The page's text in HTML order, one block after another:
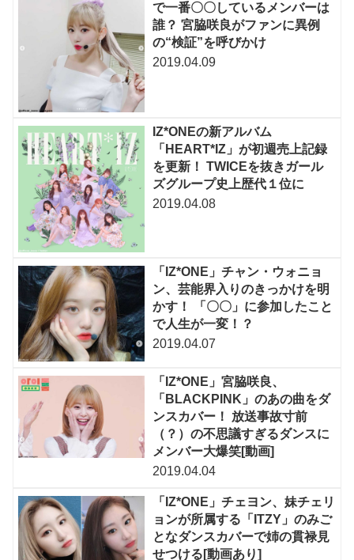
で一番〇〇しているメンバーは
誰？ 宮脇咲良がファンに異例
の“検証”を呼びかけ
2019.04.09
IZ*ONEの新アルバム
「HEART*IZ」が初週売上記録
を更新！ TWICEを抜きガール
ズグループ史上歴代１位に
2019.04.08
「IZ*ONE」チャン・ウォニョ
ン、芸能界入りのきっかけを明
かす！ 「〇〇」に参加したこと
で人生が一変！？
2019.04.07
「IZ*ONE」宮脇咲良、
「BLACKPINK」のあの曲をダ
ンスカバー！ 放送事故寸前
（？）の不思議すぎるダンスに
メンバー大爆笑[動画]
2019.04.04
「IZ*ONE」チェヨン、妹チェリ
ョンが所属する「ITZY」のみご
となダンスカバーで姉の貫禄見
せつける[動画あり]